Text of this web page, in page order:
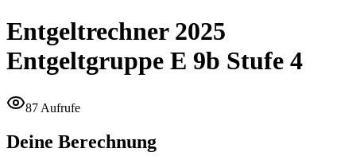
Entgeltrechner 2025
Entgeltgruppe E 9b Stufe 4
87 Aufrufe
Deine Berechnung